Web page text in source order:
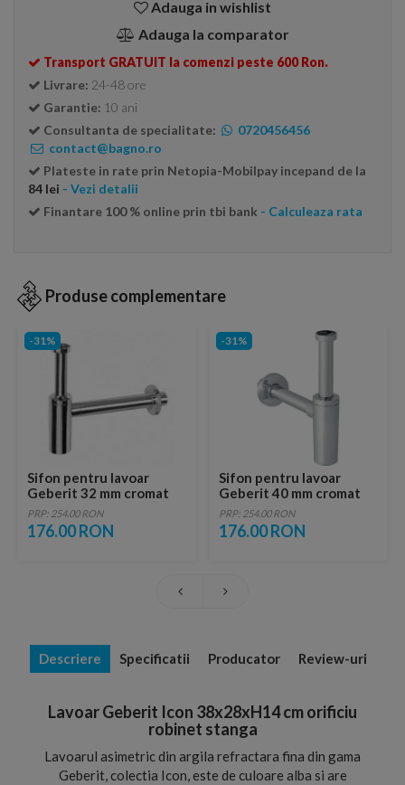
Adauga in wishlist
Adauga la comparator
Transport GRATUIT la comenzi peste 600 Ron.
Livrare: 24-48 ore
Garantie: 10 ani
Consultanta de specialitate:
0720456456
contact@bagno.ro
Plateste in rate prin Netopia-Mobilpay incepand de la
84 lei - Vezi detalii
Finantare 100 % online prin tbi bank - Calculeaza rata
Produse complementare
-31%
Sifon pentru lavoar
Geberit 32 mm cromat
PRP: 254.00 RON
176.00 RON
-31%
Sifon pentru lavoar
Geberit 40 mm cromat
PRP: 254.00 RON
176.00 RON
Descriere Specificatii Producator Review-uri
Lavoar Geberit Icon 38x28xH14 cm orificiu
robinet stanga
Lavoarul asimetric din argila refractara fina din gama
Geberit, colectia Icon, este de culoare alba si are